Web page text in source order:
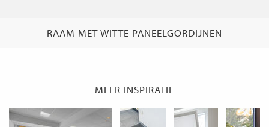
RAAM MET WITTE PANEELGORDIJNEN
MEER INSPIRATIE